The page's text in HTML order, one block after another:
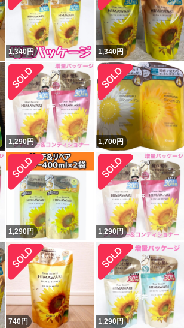
1,340円 1,340円
1,290円 1,700円
1,290円 1,290円
740円 1,290円